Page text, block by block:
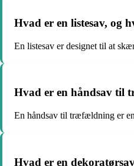
Hvad er en listesav, og
En listesav er designet til at
Hvad er en håndsav til
En håndsav til træfældning er
Hvad er en